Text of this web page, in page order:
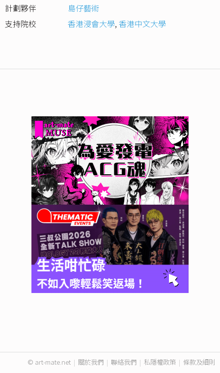
計劃夥伴
島仔藝術
支持院校
香港浸會大學,香港中文大學
© art-mate.net | 關於我們 | 聯絡我們 | 私隱權政策 | 條款及細則